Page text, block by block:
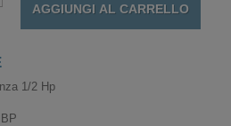
AGGIUNGI AL CARRELLO
1/2 Hp